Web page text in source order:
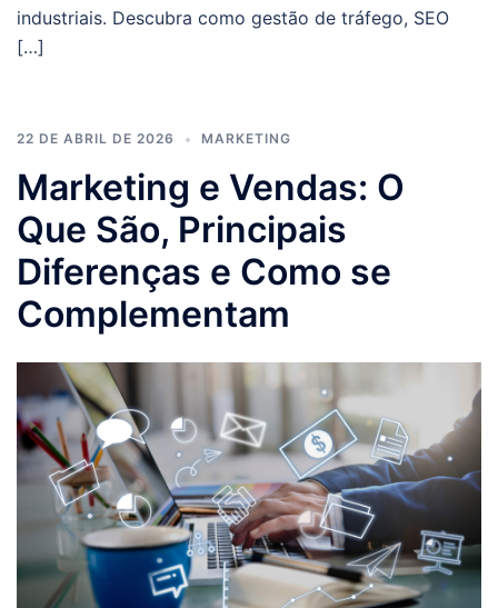
industriais. Descubra como gestão de tráfego, SEO
[…]
22 DE ABRIL DE 2026 MARKETING
Marketing e Vendas: O
Que São, Principais
Diferenças e Como se
Complementam